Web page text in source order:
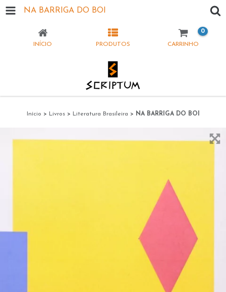
NA BARRIGA DO BOI
INÍCIO PRODUTOS CARRINHO
0
Início > Livros > Literatura Brasileira > NA BARRIGA DO BOI